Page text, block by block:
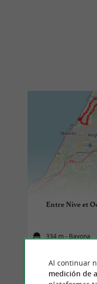
Entre Nive et
334 m - Bayona
Al continuar
medición de